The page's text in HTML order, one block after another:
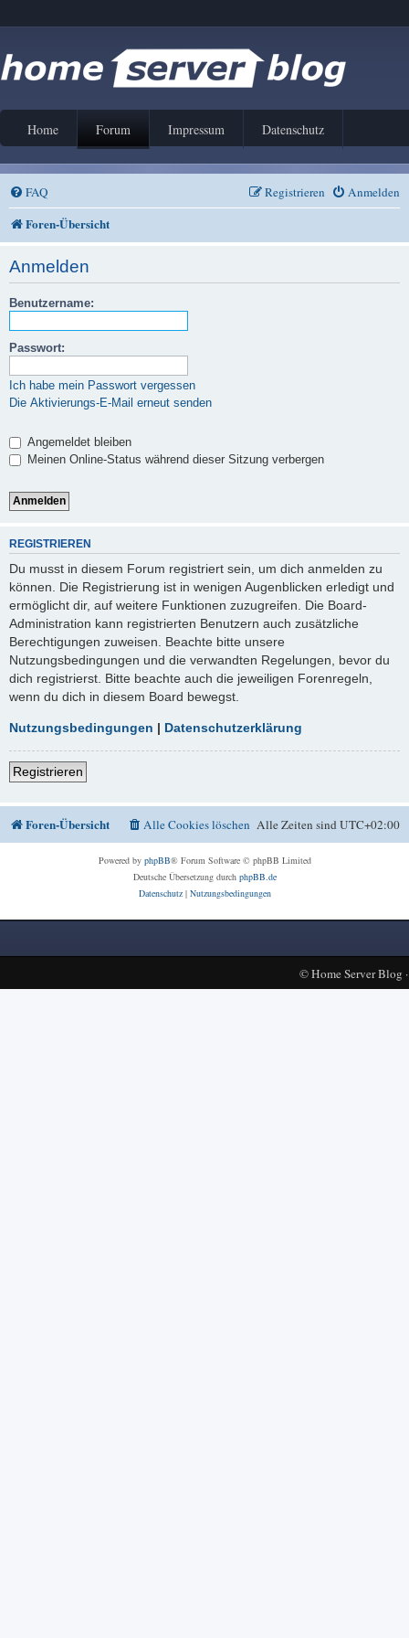
Home Forum Impressum Datenschutz
FAQ Anmelden
Registrieren
Foren-Übersicht
Anmelden
Benutzername:
Passwort:
Ich habe mein Passwort vergessen
Die Aktivierungs-E-Mail erneut senden
Angemeldet bleiben
Meinen Online-Status während dieser Sitzung verbergen
REGISTRIEREN
Du musst in diesem Forum registriert sein, um dich anmelden zu
können. Die Registrierung ist in wenigen Augenblicken erledigt und
ermöglicht dir, auf weitere Funktionen zuzugreifen. Die Board-
Administration kann registrierten Benutzern auch zusätzliche
Berechtigungen zuweisen. Beachte bitte unsere
Nutzungsbedingungen und die verwandten Regelungen, bevor du
dich registrierst. Bitte beachte auch die jeweiligen Forenregeln,
wenn du dich in diesem Board bewegst.
Nutzungsbedingungen | Datenschutzerklärung
Registrieren
Foren-Übersicht Alle Zeiten sindUTC+02:00
Alle Cookies löschen
Powered by phpBB® Forum Software © phpBB Limited
Deutsche Übersetzung durch phpBB.de
Datenschutz| Nutzungsbedingungen
©Home Server Blog